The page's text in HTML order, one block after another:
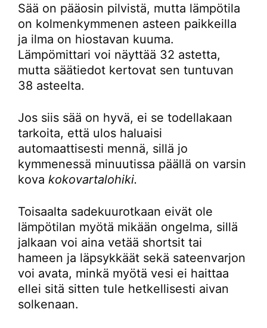
Sää on pääosin pilvistä, mutta lämpötila
on kolmenkymmenen asteen paikkeilla
ja ilma on hiostavan kuuma.
Lämpömittari voi näyttää 32 astetta,
mutta säätiedot kertovat sen tuntuvan
38 asteelta.
Jos siis sää on hyvä, ei se todellakaan
tarkoita, että ulos haluaisi
automaattisesti mennä, sillä jo
kymmenessä minuutissa päällä on varsin
kova kokovartalohiki.
Toisaalta sadekuurotkaan eivät ole
lämpötilan myötä mikään ongelma, sillä
jalkaan voi aina vetää shortsit tai
hameen ja läpsykkäät sekä sateenvarjon
voi avata, minkä myötä vesi ei haittaa
ellei sitä sitten tule hetkellisesti aivan
solkenaan.